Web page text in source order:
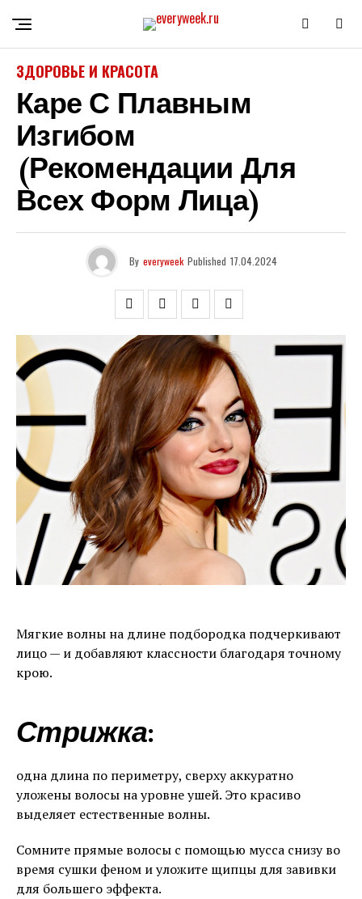
ЗДОРОВЬЕ И КРАСОТА
Каре С Плавным
Изгибом
(рекомендации Для
Всех Форм Лица)
By everyweek Published 17.04.2024
Мягкие волны на длине подбородка подчеркивают
лицо — и добавляют классности благодаря точному
крою.
Стрижка:
одна длина по периметру, сверху аккуратно
уложены волосы на уровне ушей. Это красиво
выделяет естественные волны.
Сомните прямые волосы с помощью мусса снизу во
время сушки феном и уложите щипцы для завивки
для большего эффекта.